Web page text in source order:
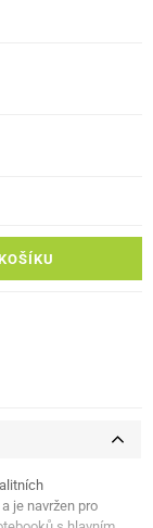
je navržen pro